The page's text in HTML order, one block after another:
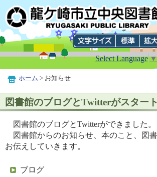
Select Language▼
ホーム > お知らせ
図書館のブログとTwitterがスター
図書館のブログとTwitterができました。
図書館からのお知らせ、本のこと、図
お伝えしていきます。
ブログ